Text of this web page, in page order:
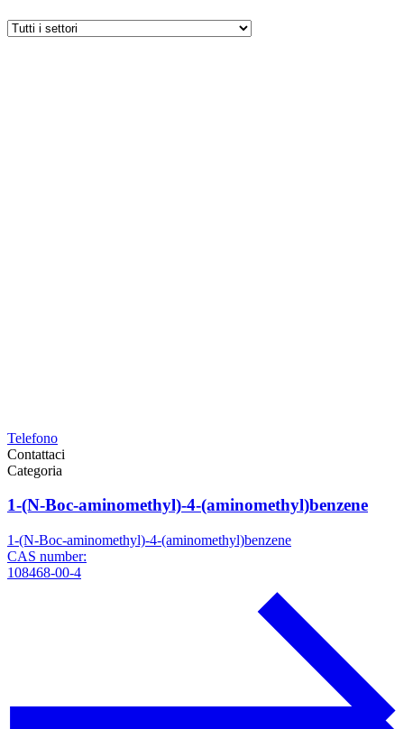
Telefono
Contattaci
Categoria
1-(N-Boc-aminomethyl)-4-(aminomethyl)benzene
1-(N-Boc-aminomethyl)-4-(aminomethyl)benzene
CAS number:
108468-00-4